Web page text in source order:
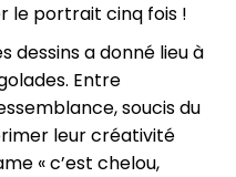
le portrait cinq fois !
dessins a donné lieu à
Entre
soucis du
leur créativité
« c’est chelou,